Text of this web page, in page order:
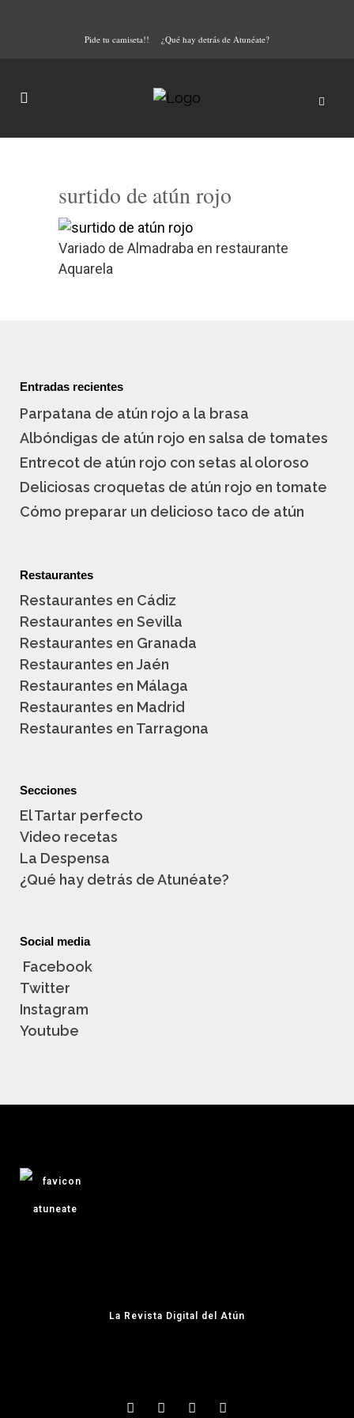
Pide tu camiseta!! ¿Qué hay detrás de Atunéate?
surtido de atún rojo
Variado de Almadraba en restaurante
Aquarela
Entradas recientes
Parpatana de atún rojo a la brasa
Albóndigas de atún rojo en salsa de tomates
Entrecot de atún rojo con setas al oloroso
Deliciosas croquetas de atún rojo en tomate
Cómo preparar un delicioso taco de atún
Restaurantes
Restaurantes en Cádiz
Restaurantes en Sevilla
Restaurantes en Granada
Restaurantes en Jaén
Restaurantes en Málaga
Restaurantes en Madrid
Restaurantes en Tarragona
Secciones
El Tartar perfecto
Video recetas
La Despensa
¿Qué hay detrás de Atunéate?
Social media
Facebook
Twitter
Instagram
Youtube
La Revista Digital del Atún